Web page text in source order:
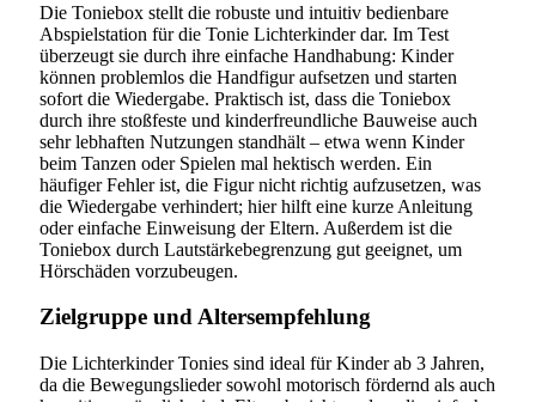
Die Toniebox stellt die robuste und intuitiv bedienbare
Abspielstation für die Tonie Lichterkinder dar. Im Test
überzeugt sie durch ihre einfache Handhabung: Kinder
können problemlos die Handfigur aufsetzen und starten
sofort die Wiedergabe. Praktisch ist, dass die Toniebox
durch ihre stoßfeste und kinderfreundliche Bauweise auch
sehr lebhaften Nutzungen standhält – etwa wenn Kinder
beim Tanzen oder Spielen mal hektisch werden. Ein
häufiger Fehler ist, die Figur nicht richtig aufzusetzen, was
die Wiedergabe verhindert; hier hilft eine kurze Anleitung
oder einfache Einweisung der Eltern. Außerdem ist die
Toniebox durch Lautstärkebegrenzung gut geeignet, um
Hörschäden vorzubeugen.
Zielgruppe und Altersempfehlung
Die Lichterkinder Tonies sind ideal für Kinder ab 3 Jahren,
da die Bewegungslieder sowohl motorisch fördernd als auch